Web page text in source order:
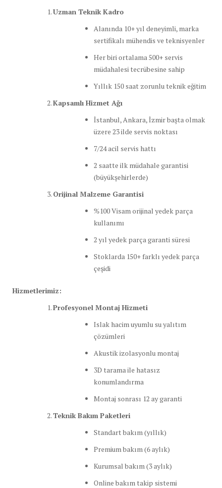
Uzman Teknik Kadro
Alanında 10+ yıl deneyimli, marka
sertifikalı mühendis ve teknisyenler
Her biri ortalama 500+ servis
müdahalesi tecrübesine sahip
Yıllık 150 saat zorunlu teknik eğitim
Kapsamlı Hizmet Ağı
İstanbul, Ankara, İzmir başta olmak
üzere 23 ilde servis noktası
7/24 acil servis hattı
2 saatte ilk müdahale garantisi
(büyükşehirlerde)
Orijinal Malzeme Garantisi
%100 Visam orijinal yedek parça
kullanımı
2 yıl yedek parça garanti süresi
Stoklarda 150+ farklı yedek parça
çeşidi
Hizmetlerimiz:
Profesyonel Montaj Hizmeti
Islak hacim uyumlu su yalıtım
çözümleri
Akustik izolasyonlu montaj
3D tarama ile hatasız
konumlandırma
Montaj sonrası 12 ay garanti
Teknik Bakım Paketleri
Standart bakım (yıllık)
Premium bakım (6 aylık)
Kurumsal bakım (3 aylık)
Online bakım takip sistemi